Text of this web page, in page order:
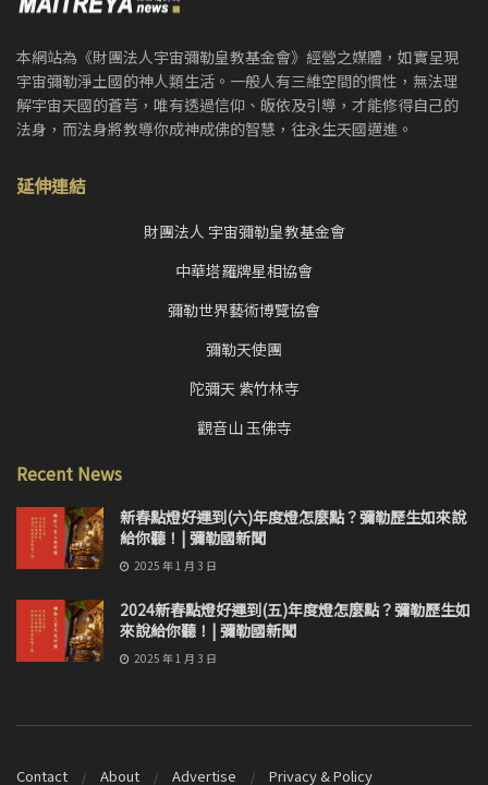
本網站為《財團法人宇宙彌勒皇教基金會》經營之媒體，如實呈現
宇宙彌勒淨土國的神人類生活。一般人有三維空間的慣性，無法理
解宇宙天國的蒼芎，唯有透過信仰、皈依及引導，才能修得自己的
法身，而法身將教導你成神成佛的智慧，往永生天國邁進。
延伸連結
財團法人 宇宙彌勒皇教基金會
中華塔羅牌星相協會
彌勒世界藝術博覽協會
彌勒天使團
陀彌天 紫竹林寺
觀音山 玉佛寺
Recent News
新春點燈好運到(六)年度燈怎麼點？彌勒歷生如來說
給你聽！| 彌勒國新聞
2025 年 1 月 3 日
2024新春點燈好運到(五)年度燈怎麼點？彌勒歷生如
來說給你聽！| 彌勒國新聞
2025 年 1 月 3 日
Contact About Advertise Privacy & Policy